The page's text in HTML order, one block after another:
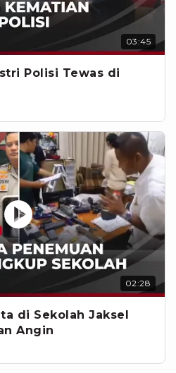
03:45
Polisi Tewas di
02:28
di Sekolah Jaksel
Angin